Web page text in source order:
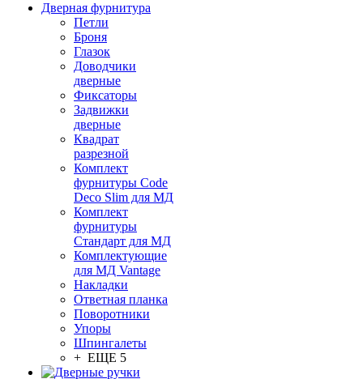
Дверная фурнитура
Петли
Броня
Глазок
Доводчики
дверные
Фиксаторы
Задвижки
дверные
Квадрат
разрезной
Комплект
фурнитуры Code
Deco Slim для МД
Комплект
фурнитуры
Стандарт для МД
Комплектующие
для МД Vantage
Накладки
Ответная планка
Поворотники
Упоры
Шпингалеты
+ ЕЩЕ 5